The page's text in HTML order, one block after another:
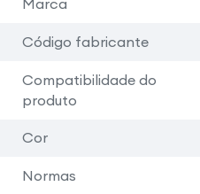
Código fabricante
Compatibilidade do
produto
Cor
Normas